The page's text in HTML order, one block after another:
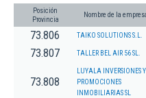
Posición
Provincia
Nombre de la
73.806 TAIKO SOLUTIONS S.L.
73.807 TALLER BEL AIR 56 SL.
73.808
LUYALA INVERSIONES Y
PROMOCIONES
INMOBILIARIAS SL